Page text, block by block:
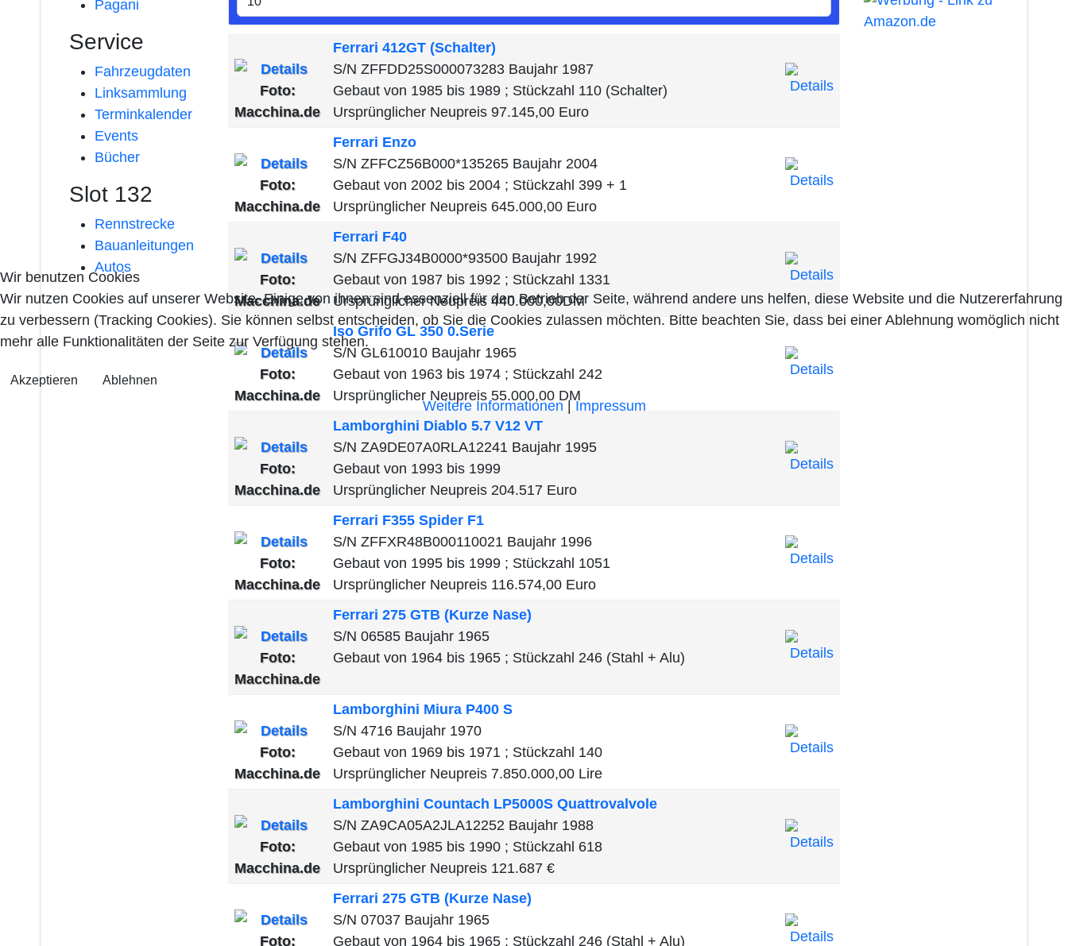
Pagani
Service
Fahrzeugdaten
Linksammlung
Terminkalender
Events
Bücher
Slot 132
Rennstrecke
Bauanleitungen
Autos
Foto:
Macchina.de
Ferrari 412GT (Schalter)
S/N ZFFDD25S000073283 Baujahr 1987
Gebaut von 1985 bis 1989 ; Stückzahl 110 (Schalter)
Ursprünglicher Neupreis 97.145,00 Euro
Foto:
Macchina.de
Ferrari Enzo
S/N ZFFCZ56B000*135265 Baujahr 2004
Gebaut von 2002 bis 2004 ; Stückzahl 399 + 1
Ursprünglicher Neupreis 645.000,00 Euro
Foto:
Macchina.de
Ferrari F40
S/N ZFFGJ34B0000*93500 Baujahr 1992
Gebaut von 1987 bis 1992 ; Stückzahl 1331
Ursprünglicher Neupreis 440.000,00DM
Foto:
Macchina.de
Iso Grifo GL 350 0.Serie
S/N GL610010 Baujahr 1965
Gebaut von 1963 bis 1974 ; Stückzahl 242
Ursprünglicher Neupreis 55.000,00 DM
Foto:
Macchina.de
Lamborghini Diablo 5.7 V12 VT
S/N ZA9DE07A0RLA12241 Baujahr 1995
Gebaut von 1993 bis 1999
Ursprünglicher Neupreis 204.517 Euro
Foto:
Macchina.de
Ferrari F355 Spider F1
S/N ZFFXR48B000110021 Baujahr 1996
Gebaut von 1995 bis 1999 ; Stückzahl 1051
Ursprünglicher Neupreis 116.574,00 Euro
Foto:
Macchina.de
Ferrari 275 GTB (Kurze Nase)
S/N 06585 Baujahr 1965
Gebaut von 1964 bis 1965 ; Stückzahl 246 (Stahl + Alu)
Foto:
Macchina.de
Lamborghini Miura P400 S
S/N 4716 Baujahr 1970
Gebaut von 1969 bis 1971 ; Stückzahl 140
Ursprünglicher Neupreis 7.850.000,00 Lire
Foto:
Macchina.de
Lamborghini Countach LP5000S Quattrovalvole
S/N ZA9CA05A2JLA12252 Baujahr 1988
Gebaut von 1985 bis 1990 ; Stückzahl 618
Ursprünglicher Neupreis 121.687 €
Foto:
Ferrari 275 GTB (Kurze Nase)
S/N 07037 Baujahr 1965
Gebaut von 1964 bis 1965 ; Stückzahl 246 (Stahl + Alu)
Wir benutzen Cookies
Wir nutzen Cookies auf unserer Website. Einige von ihnen sind essenziell für den Betrieb der Seite, während andere uns helfen, diese Website und die Nutzererfahrung
zu verbessern (Tracking Cookies). Sie können selbst entscheiden, ob Sie die Cookies zulassen möchten. Bitte beachten Sie, dass bei einer Ablehnung womöglich nicht
mehr alle Funktionalitäten der Seite zur Verfügung stehen.
Akzeptieren Ablehnen
Weitere Informationen|Impressum